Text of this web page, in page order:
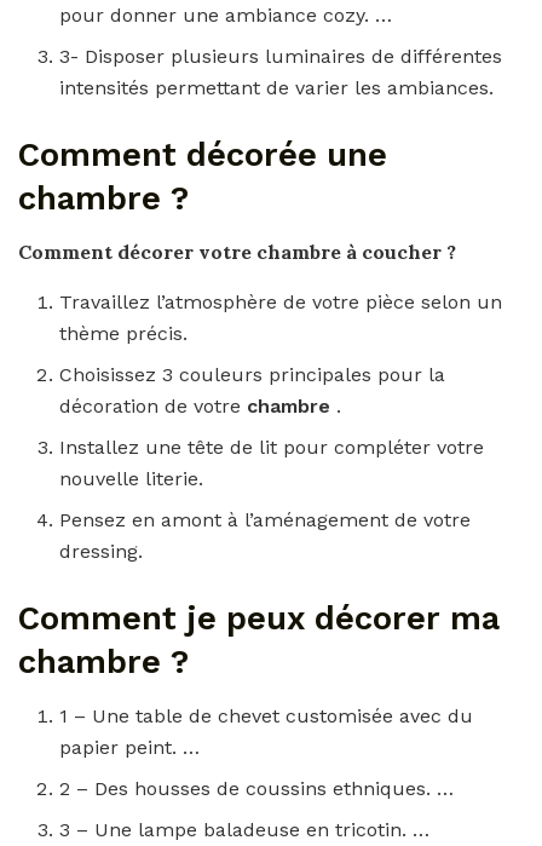
pour donner une ambiance cozy. …
3- Disposer plusieurs luminaires de différentes
intensités permettant de varier les ambiances.
Comment décorée une
chambre ?
Comment décorer votre chambre à coucher ?
Travaillez l’atmosphère de votre pièce selon un
thème précis.
Choisissez 3 couleurs principales pour la
décoration de votre chambre .
Installez une tête de lit pour compléter votre
nouvelle literie.
Pensez en amont à l’aménagement de votre
dressing.
Comment je peux décorer ma
chambre ?
1 – Une table de chevet customisée avec du
papier peint. …
2 – Des housses de coussins ethniques. …
3 – Une lampe baladeuse en tricotin. …